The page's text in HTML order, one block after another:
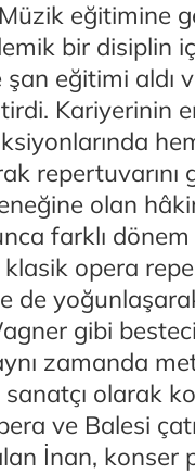
Müzik eğitimine
bir disiplin
eğitimi aldı
Kariyerinin
repertuvarını
olan
farklı
opera
de
gibi
zamanda
olarak
ve Balesi
İnan, konser